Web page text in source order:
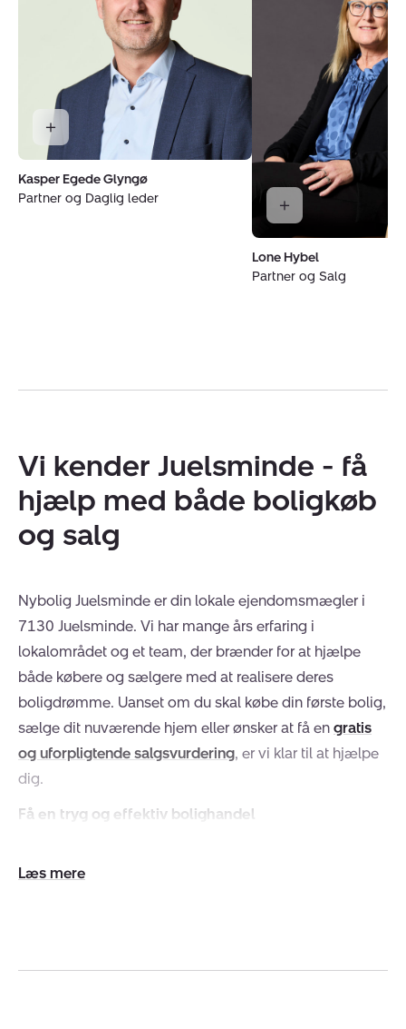
Kasper Egede Glyngø
Partner og Daglig leder
Lone Hybel
Partner og Salg
Vi kender Juelsminde - få
hjælp med både boligkøb
og salg
Nybolig Juelsminde er din lokale ejendomsmægler i
7130 Juelsminde. Vi har mange års erfaring i
lokalområdet og et team, der brænder for at hjælpe
både købere og sælgere med at realisere deres
boligdrømme. Uanset om du skal købe din første bolig,
sælge dit nuværende hjem eller ønsker at få en gratis
og uforpligtende salgsvurdering, er vi klar til at hjælpe
dig.
Få en tryg og effektiv bolighandel
tryg og effektiv bolighandel. Vi ved, at boligsalg og -
markedsføring og købsaftaler.